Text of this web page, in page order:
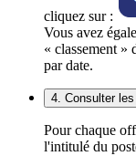
cliquez sur :
Vous avez
« classement »
par date.
4. Consulter
Pour chaque
l'intitulé du